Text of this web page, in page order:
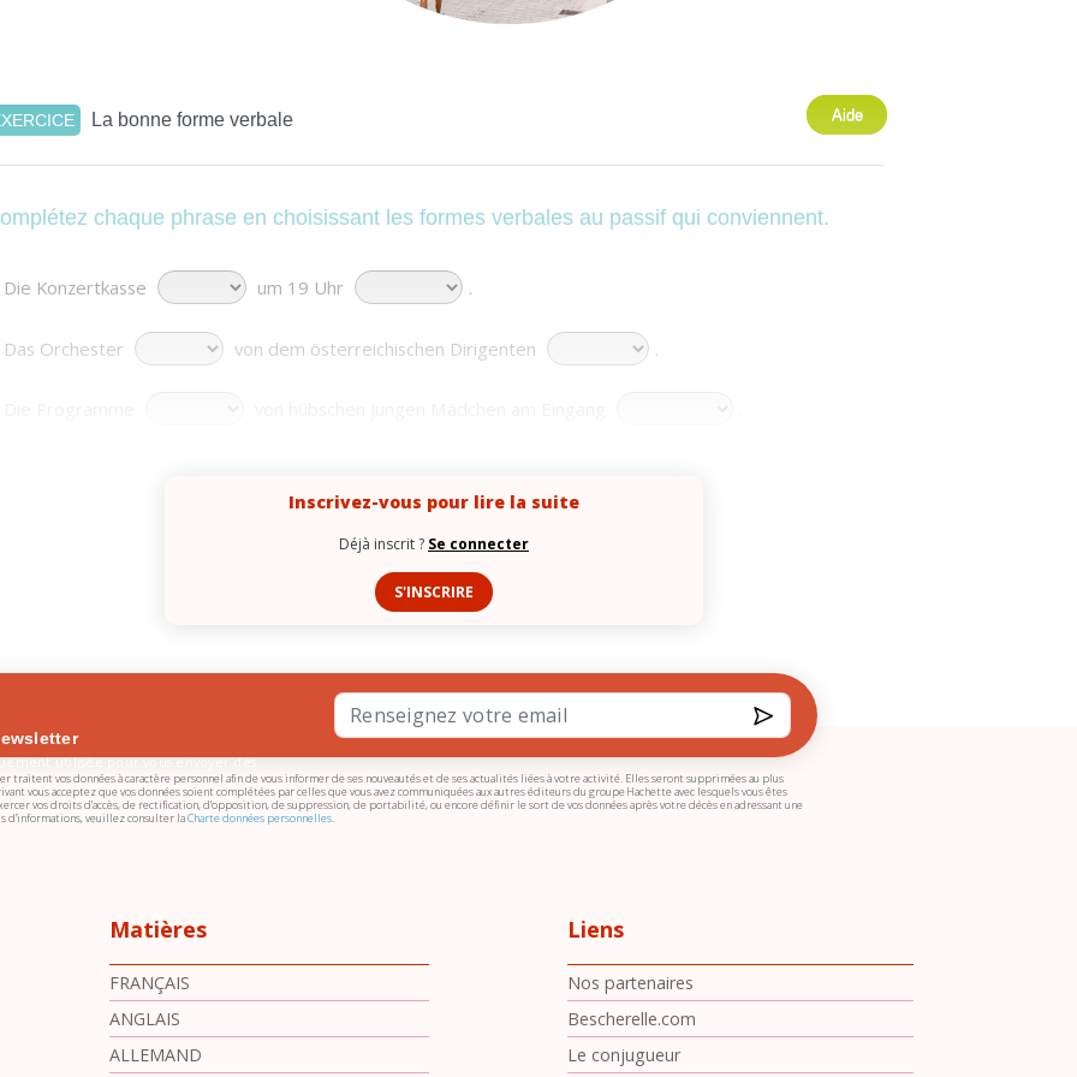
La bonne forme verbale
chaque phrase en choisissant les formes verbales au passif qui conviennent.
Die Konzertkasse um 19 Uhr .
Das Orchester von dem österreichischen Dirigenten .
Aide
Inscrivez-vous pour lire la suite
Déjà inscrit ? Se connecter
S'INSCRIRE
utilisée pour vous envoyer des
Bescherelle. Vous pouvez vous désinscrire
cliquez ici.
traitent vos données à caractère personnel afin de vous informer de ses nouveautés et de ses actualités liées à votre activité. Elles seront supprimées au plus
vous acceptez que vos données soient complétées par celles que vous avez communiquées aux autres éditeurs du groupe Hachette avec lesquels vous êtes
vos droits d’accès, de rectification, d’opposition, de suppression, de portabilité, ou encore définir le sort de vos données après votre décès en adressant une
d’informations, veuillez consulter laCharte données personnelles.
Matières
FRANÇAIS
ANGLAIS
ALLEMAND
Liens
Nos partenaires
Bescherelle.com
Le conjugueur